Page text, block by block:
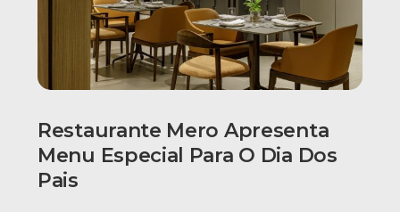
Restaurante Mero Apresenta
Menu Especial Para O Dia Dos
Pais